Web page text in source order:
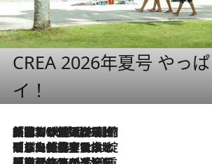
CREA 2026年夏号 やっ
イ！
2026.8.6
「荷物が増えるほど旅ストレスは増す」美容ジャーナリストがたどり着いた最終結論。“化粧品を劇的に減らす”感動の凝縮美容とは
2026.8.6
「旅先には金髪ウィッグを持参」日本と同じメイクでは損してる!? 美容ジャーナリストが提案する“掟破りの旅美容”とは